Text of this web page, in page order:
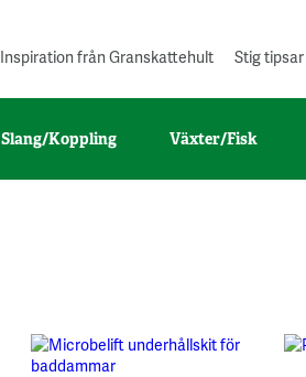
Inspiration från Granskattehult Stig
Slang/Koppling Växter/Fisk